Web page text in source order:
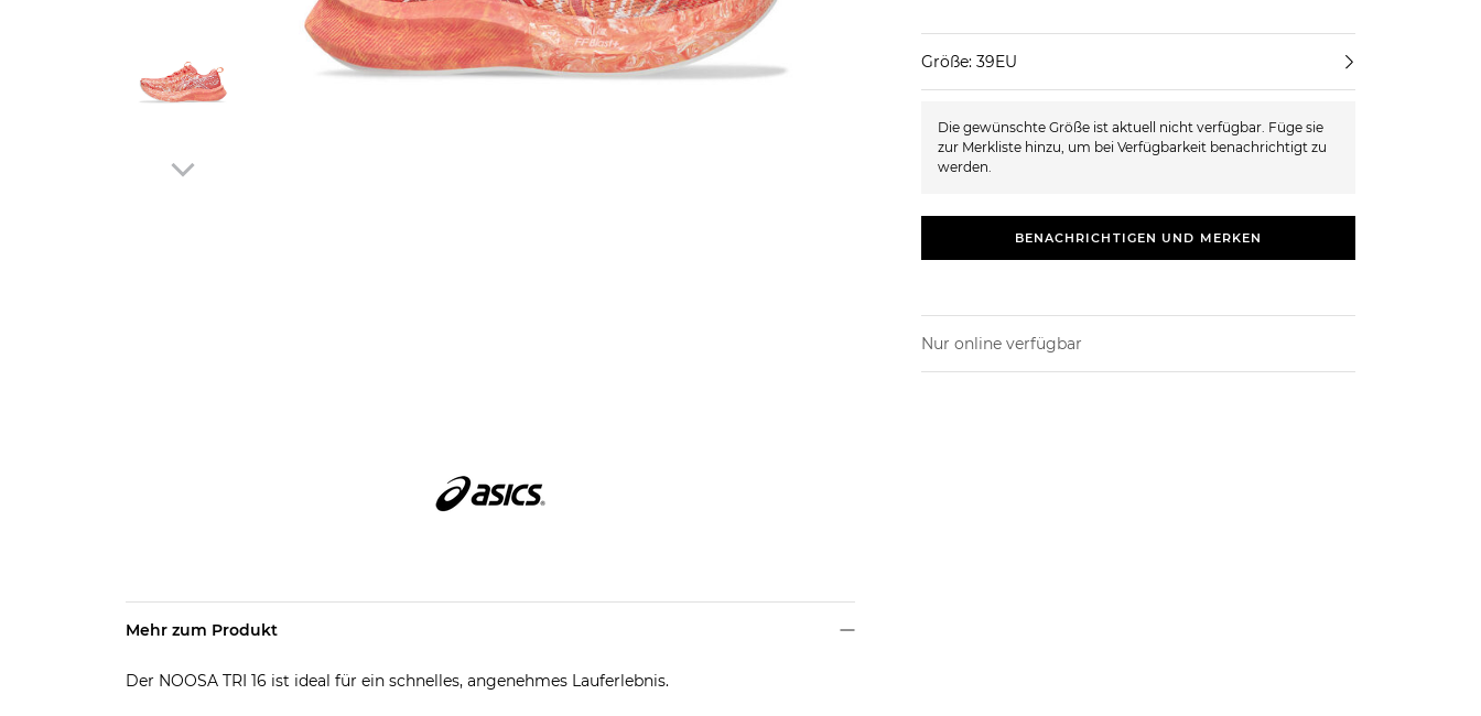
Größe: 39EU
Die gewünschte Größe ist aktuell nicht verfügbar. Füge sie
zur Merkliste hinzu, um bei Verfügbarkeit benachrichtigt zu
werden.
BENACHRICHTIGEN UND MERKEN
Nur online verfügbar
Mehr zum Produkt
Der NOOSA TRI 16 ist ideal für ein schnelles, angenehmes Lauferlebnis.